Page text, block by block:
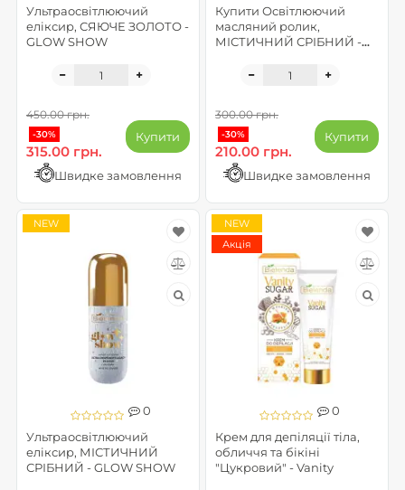
Ультраосвітлюючий
еліксир, СЯЮЧЕ ЗОЛОТО -
GLOW SHOW
450.00 грн.
-30%
315.00 грн.
Купити
Швидке замовлення
Купити Освітлюючий
масляний ролик,
МІСТИЧНИЙ СРІБНИЙ -
300.00 грн.
-30%
210.00 грн.
Купити
Швидке замовлення
0
Ультраосвітлюючий
еліксир, МІСТИЧНИЙ
СРІБНИЙ - GLOW SHOW
NEW
0
Крем для депіляції тіла,
обличчя та бікіні
"Цукровий" - Vanity
NEW
Акція